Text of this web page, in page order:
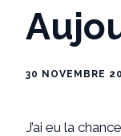
30 NOVEMBRE
J’ai eu la